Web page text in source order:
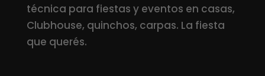
técnica para fiestas y eventos en casas,
Clubhouse, quinchos, carpas. La fiesta
que querés.